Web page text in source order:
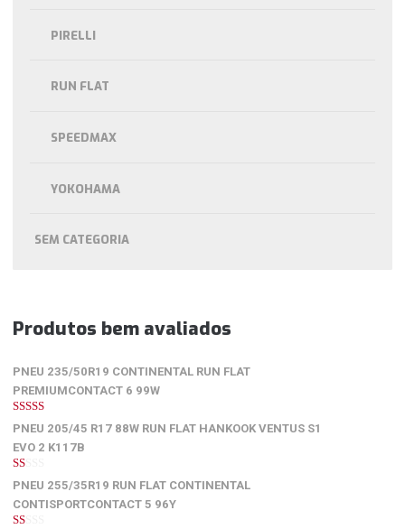
PIRELLI
RUN FLAT
SPEEDMAX
YOKOHAMA
SEM CATEGORIA
Produtos bem avaliados
PNEU 235/50R19 CONTINENTAL RUN FLAT
PREMIUMCONTACT 6 99W
5de 5
PNEU 205/45 R17 88W RUN FLAT HANKOOK VENTUS S1
EVO 2 K117B
1
de
5
PNEU 255/35R19 RUN FLAT CONTINENTAL
CONTISPORTCONTACT 5 96Y